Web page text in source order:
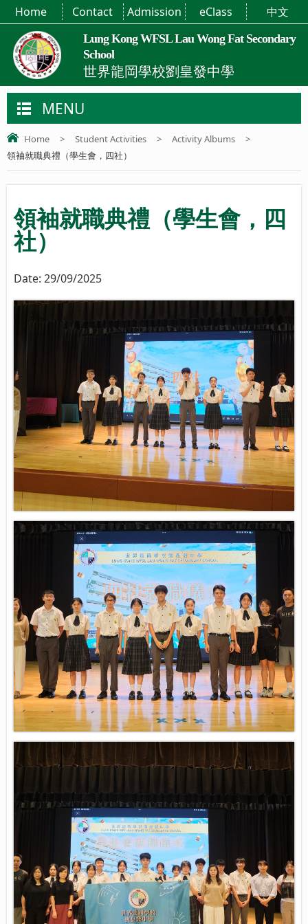
Lung Kong WFSL Lau Wong Fat Secondary
School
世界龍岡學校劉皇發中學
Home Contact Admission eClass 中文
MENU
Home > Student Activities > Activity Albums
>
領袖就職典禮（學生會，四社）
領袖就職典禮（學生會，四
社）
Date: 29/09/2025